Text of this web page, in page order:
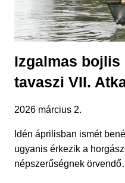
Izgalmas bojlis
tavaszi VII.
2026 március 2.
Idén áprilisban ismét
ugyanis érkezik a
népszerűségnek